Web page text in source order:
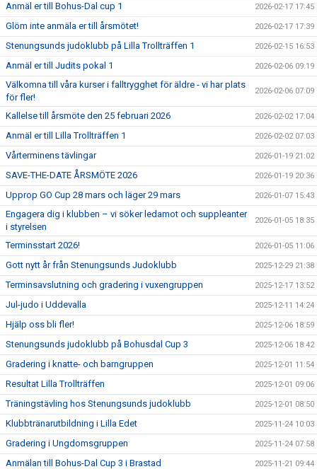
Anmäl er till Bohus-Dal cup 1 2026-02-17 17:45
Glöm inte anmäla er till årsmötet! 2026-02-17 17:39
Stenungsunds judoklubb på Lilla Trollträffen 1 2026-02-15 16:53
Anmäl er till Judits pokal 1 2026-02-06 09:19
Välkomna till våra kurser i falltrygghet för äldre - vi har plats
för fler!
2026-02-06 07:09
Kallelse till årsmöte den 25 februari 2026 2026-02-02 17:04
Anmäl er till Lilla Trollträffen 1 2026-02-02 07:03
Vårterminens tävlingar 2026-01-19 21:02
SAVE-THE-DATE ÅRSMÖTE 2026 2026-01-19 20:36
Upprop GO Cup 28 mars och läger 29 mars 2026-01-07 15:43
Engagera dig i klubben – vi söker ledamot och suppleanter
i styrelsen
2026-01-05 18:35
Terminsstart 2026! 2026-01-05 11:06
Gott nytt år från Stenungsunds Judoklubb 2025-12-29 21:38
Terminsavslutning och gradering i vuxengruppen 2025-12-17 13:52
Jul-judo i Uddevalla 2025-12-11 14:24
Hjälp oss bli fler! 2025-12-06 18:59
Stenungsunds judoklubb på Bohusdal Cup 3 2025-12-06 18:42
Gradering i knatte- och barngruppen 2025-12-01 11:54
Resultat Lilla Trollträffen 2025-12-01 09:06
Träningstävling hos Stenungsunds judoklubb 2025-12-01 08:50
Klubbtränarutbildning i Lilla Edet 2025-11-24 10:03
Gradering i Ungdomsgruppen 2025-11-24 07:58
Anmälan till Bohus-Dal Cup 3 i Brastad 2025-11-21 09:44